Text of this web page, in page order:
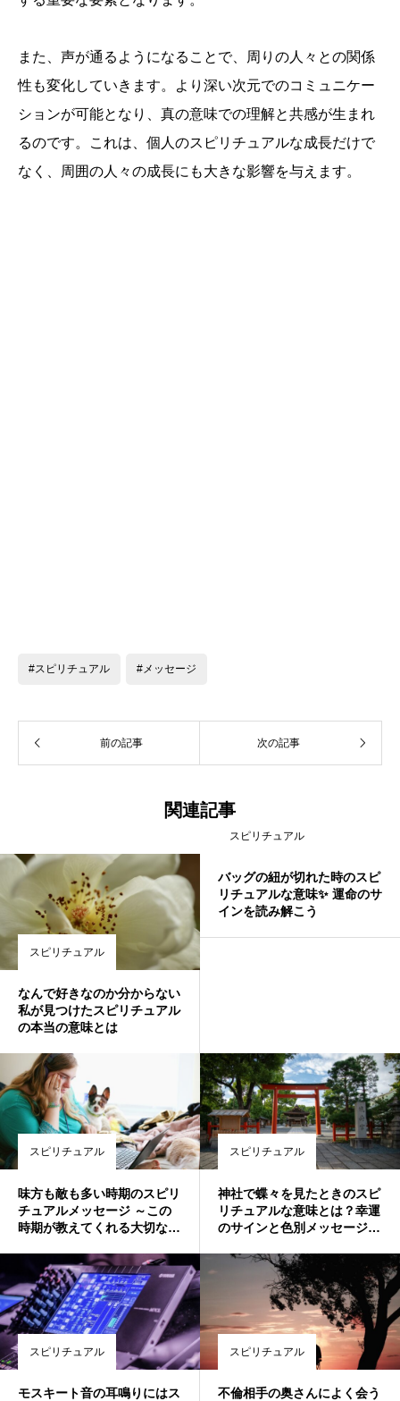
また、声が通るようになることで、周りの人々との関係
性も変化していきます。より深い次元でのコミュニケー
ションが可能となり、真の意味での理解と共感が生まれ
るのです。これは、個人のスピリチュアルな成長だけで
なく、周囲の人々の成長にも大きな影響を与えます。
#スピリチュアル #メッセージ
前の記事 次の記事
関連記事
スピリチュアル
なんで好きなのか分からない
私が見つけたスピリチュアル
の本当の意味とは
スピリチュアル
バッグの紐が切れた時のスピ
リチュアルな意味✨ 運命のサ
インを読み解こう
スピリチュアル
味方も敵も多い時期のスピリ
チュアルメッセージ ～この
時期が教えてくれる大切な意
スピリチュアル
神社で蝶々を見たときのスピ
リチュアルな意味とは？幸運
のサインと色別メッセージを
スピリチュアル
モスキート音の耳鳴りにはス
スピリチュアル
不倫相手の奥さんによく会う